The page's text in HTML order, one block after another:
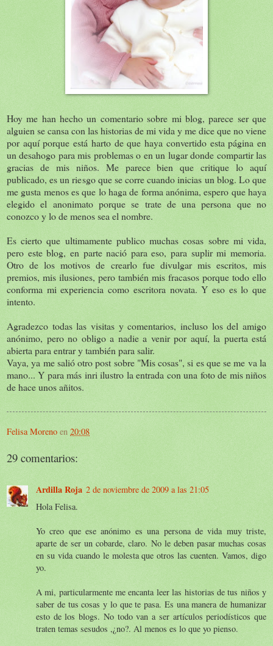
Hoy me han hecho un comentario sobre mi blog, parece ser que
alguien se cansa con las historias de mi vida y me dice que no viene
por aquí porque está harto de que haya convertido esta página en
un desahogo para mis problemas o en un lugar donde compartir las
gracias de mis niños. Me parece bien que critique lo aquí
publicado, es un riesgo que se corre cuando inicias un blog. Lo que
me gusta menos es que lo haga de forma anónima, espero que haya
elegido el anonimato porque se trate de una persona que no
conozco y lo de menos sea el nombre.
Es cierto que ultimamente publico muchas cosas sobre mi vida,
pero este blog, en parte nació para eso, para suplir mi memoria.
Otro de los motivos de crearlo fue divulgar mis escritos, mis
premios, mis ilusiones, pero también mis fracasos porque todo ello
conforma mi experiencia como escritora novata. Y eso es lo que
intento.
Agradezco todas las visitas y comentarios, incluso los del amigo
anónimo, pero no obligo a nadie a venir por aquí, la puerta está
abierta para entrar y también para salir.
Vaya, ya me salió otro post sobre "Mis cosas", si es que se me va la
mano... Y para más inri ilustro la entrada con una foto de mis niños
de hace unos añitos.
Felisa Moreno en 20:08
29 comentarios:
Ardilla Roja 2 de noviembre de 2009 a las 21:05
Hola Felisa.
Yo creo que ese anónimo es una persona de vida muy triste,
aparte de ser un cobarde, claro. No le deben pasar muchas cosas
en su vida cuando le molesta que otros las cuenten. Vamos, digo
yo.
A mi, particularmente me encanta leer las historias de tus niños y
saber de tus cosas y lo que te pasa. Es una manera de humanizar
esto de los blogs. No todo van a ser artículos periodísticos que
traten temas sesudos ,¿no?. Al menos es lo que yo pienso.